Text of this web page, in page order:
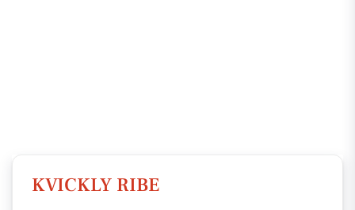
KVICKLY RIBE